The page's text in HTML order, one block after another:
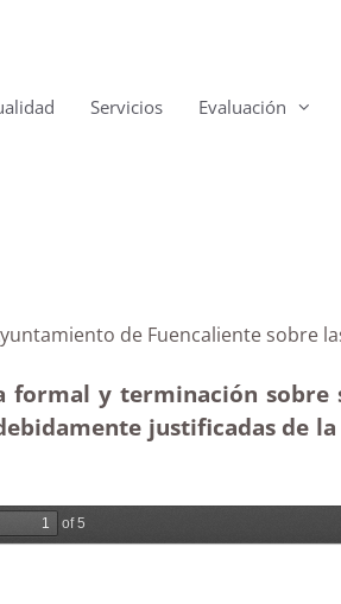
Servicios Evaluación
de Fuencaliente
formal y terminación
justificadas de